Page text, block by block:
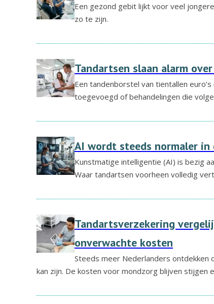
Een gezond gebit lijkt voor veel
zo te zijn.
Tandartsen slaan alarm
Een tandenborstel van tientallen
toegevoegd of behandelingen die
AI wordt steeds normaler
Kunstmatige intelligentie (AI) is bezig
Waar tandartsen voorheen volledig
Tandartsverzekering
onverwachte kosten
Steeds meer Nederlanders
kan zijn. De kosten voor mondzorg blijven stijgen